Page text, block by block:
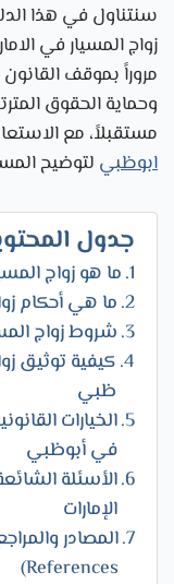
سنتناول في هذا
زواج المسيار في
مروراً بموقف
وحماية الحقوق
مستقبلاً، مع
ابوظبي لتوضيح
جدول
ما هو زواج
ما هي أحكام
شروط زواج
كيفية توثيق
ظبي
الخيارات
في أبوظبي
الأسئلة
الإمارات
References)